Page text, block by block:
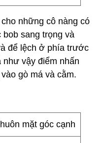
những cô nàng có
bob sang trọng và
để lệch ở phía trước
vậy điểm nhấn
gò má và cằm.